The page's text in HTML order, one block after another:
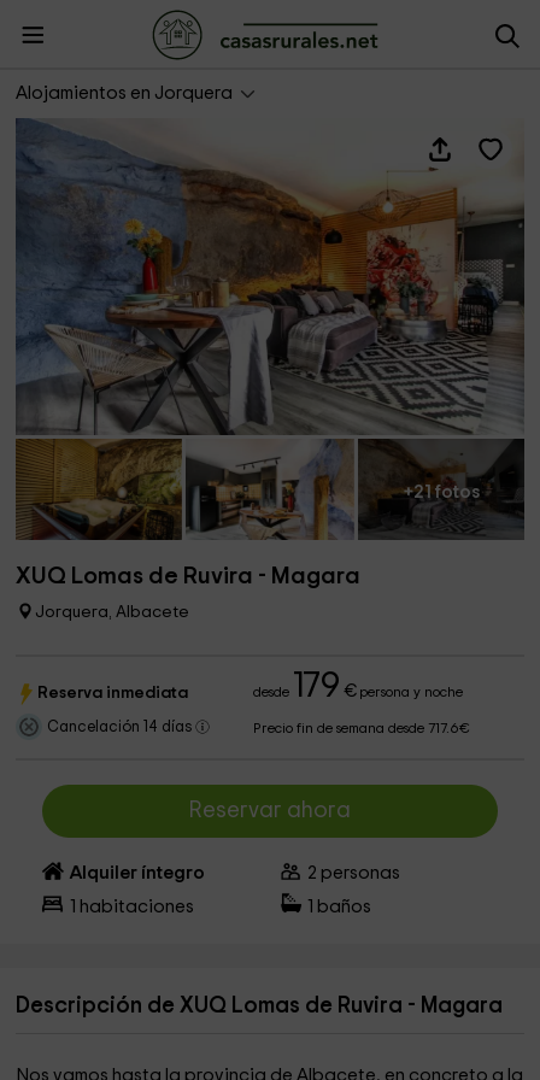
Alojamientos en Jorquera
XUQ Lomas de Ruvira - Magara
+21 fotos
XUQ Lomas de Ruvira - Magara
Jorquera, Albacete
Reserva inmediata desde 179 €persona y noche
Cancelación 14 días Precio fin de semana desde 717.6€
Reservar ahora
Alquiler íntegro 2 personas
habitaciones baños
Descripción de XUQ Lomas de Ruvira - Magara
Nos vamos hasta la provincia de Albacete, en concreto a la